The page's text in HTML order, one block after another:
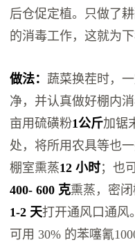
后仓促定植。只做了
的消毒工作，这就为
做法： 蔬菜换茬时，
净，并认真做好棚内
亩用硫磺粉1公斤加锯
处，将所用农具等也
棚室熏蒸12 小时；也
400- 600 克熏蒸，密
1-2 天打开通风口通风
可用 30% 的苯噻氰